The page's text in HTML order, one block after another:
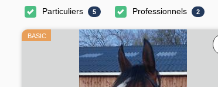
Particuliers 5 Professionnels 2
BASIC